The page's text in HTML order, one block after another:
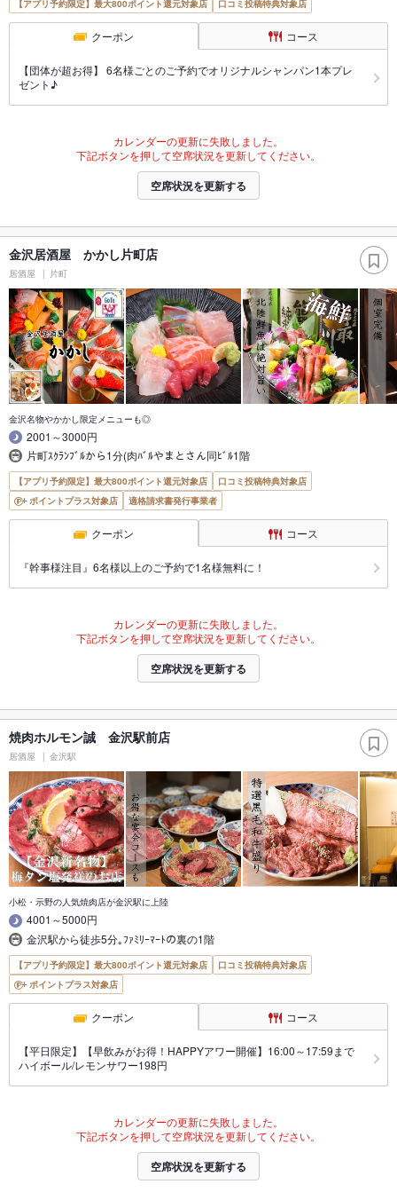
【アプリ予約限定】最大800ポイント還元対象店 口コミ投稿特典対象店
クーポン コース
【団体が超お得】 6名様ごとのご予約でオリジナルシャンパン1本プレ
ゼント♪
カレンダーの更新に失敗しました。
下記ボタンを押して空席状況を更新してください。
空席状況を更新する
金沢居酒屋 かかし片町店
居酒屋 片町
金沢名物やかかし限定メニューも◎
2001～3000円
片町ｽｸﾗﾝﾌﾞﾙから1分(肉ﾊﾞﾙやまとさん同ﾋﾞﾙ1階
【アプリ予約限定】最大800ポイント還元対象店
口コミ投稿特典対象店
ポイントプラス対象店
適格請求書発行事業者
クーポン コース
『幹事様注目』6名様以上のご予約で1名様無料に！
カレンダーの更新に失敗しました。
下記ボタンを押して空席状況を更新してください。
空席状況を更新する
焼肉ホルモン誠 金沢駅前店
居酒屋 金沢駅
小松・示野の人気焼肉店が金沢駅に上陸
4001～5000円
金沢駅から徒歩5分｡ﾌｧﾐﾘｰﾏｰﾄの裏の1階
【アプリ予約限定】最大800ポイント還元対象店
口コミ投稿特典対象店
ポイントプラス対象店
クーポン コース
【平日限定】【早飲みがお得！HAPPYアワー開催】16:00～17:59まで
ハイボール/レモンサワー198円
カレンダーの更新に失敗しました。
下記ボタンを押して空席状況を更新してください。
空席状況を更新する